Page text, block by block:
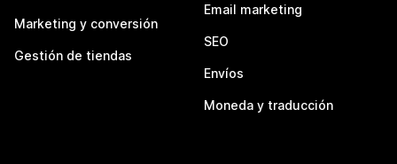
Marketing y conversión
Gestión de tiendas
Email marketing
SEO
Envíos
Moneda y traducción